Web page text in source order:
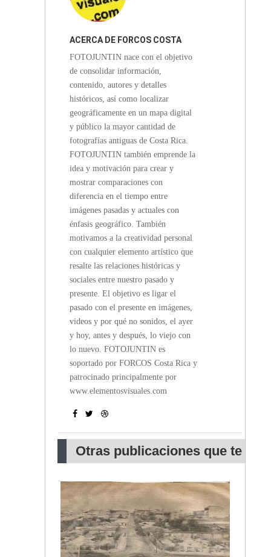
ACERCA DE FORCOS COSTA
RICA
FOTOJUNTIN nace con el objetivo
de consolidar información,
contenido, autores y detalles
históricos, así como localizar
geográficamente en un mapa digital
y público la mayor cantidad de
fotografías antiguas de Costa Rica.
FOTOJUNTIN también emprende la
idea y motivación para crear y
mostrar comparaciones con
diferencia en el tiempo entre
imágenes pasadas y actuales con
énfasis geográfico. También
motivamos a la creatividad personal
con cualquier elemento artístico que
resalte las relaciones históricas y
sociales entre nuestro pasado y
presente. El objetivo es ligar el
pasado con el presente en imágenes,
videos y por qué no sonidos, el ayer
y hoy, antes y después, lo viejo con
lo nuevo. FOTOJUNTIN es
soportado por FORCOS Costa Rica y
patrocinado principalmente por
www.elementosvisuales.com
Otras publicaciones que te